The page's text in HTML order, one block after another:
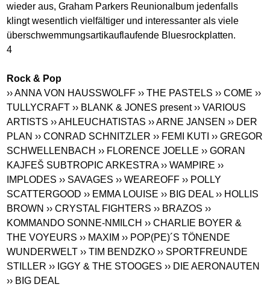
wieder aus, Graham Parkers Reunionalbum jedenfalls
klingt wesentlich vielfältiger und interessanter als viele
überschwemmungsartikauflaufende Bluesrockplatten.
4
Rock & Pop
›› ANNA VON HAUSSWOLFF ›› THE PASTELS ›› COME ››
TULLYCRAFT ›› BLANK & JONES present ›› VARIOUS
ARTISTS ›› AHLEUCHATISTAS ›› ARNE JANSEN ›› DER
PLAN ›› CONRAD SCHNITZLER ›› FEMI KUTI ›› GREGOR
SCHWELLENBACH ›› FLORENCE JOELLE ›› GORAN
KAJFEŠ SUBTROPIC ARKESTRA ›› WAMPIRE ››
IMPLODES ›› SAVAGES ›› WEAREOFF ›› POLLY
SCATTERGOOD ›› EMMA LOUISE ›› BIG DEAL ›› HOLLIS
BROWN ›› CRYSTAL FIGHTERS ›› BRAZOS ››
KOMMANDO SONNE-NMILCH ›› CHARLIE BOYER &
THE VOYEURS ›› MAXIM ›› POP(PE)´S TÖNENDE
WUNDERWELT ›› TIM BENDZKO ›› SPORTFREUNDE
STILLER ›› IGGY & THE STOOGES ›› DIE AERONAUTEN
›› BIG DEAL